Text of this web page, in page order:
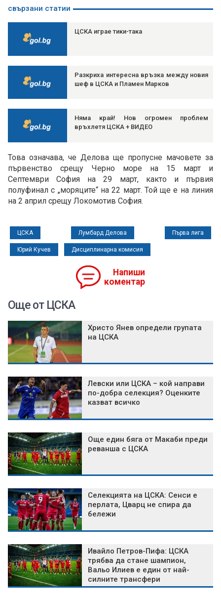
свързани статии
ЦСКА играе тики-така
Разкриха интересна връзка между новия
шеф в ЦСКА и Пламен Марков
Няма край! Нов огромен проблем
връхлетя ЦСКА + ВИДЕО
Това означава, че Делова ще пропусне мачовете за
първенство срещу Черно море на 15 март и
Септември София на 29 март, както и първия
полуфинал с „моряците“ на 22 март. Той ще е на линия
на 2 април срещу Локомотив София.
ЦСКА Лумбард Делова Първа лига
Юрий Кучев Дисциплинарна комисия
Напиши
коментар
Още от ЦСКА
Христо Янев определи групата
на ЦСКА
Левски или ЦСКА – кой направи
по-добра селекция? Оценките
казват всичко
Още един бяга от Макаби преди
реванша с ЦСКА
Селекцията на ЦСКА: Сенси е
перлата, Цварц не спира да
бележи
Ивайло Петров-Пифа: ЦСКА
трябва да стане шампион,
Вальо Илиев е един от най-
силните трансфери